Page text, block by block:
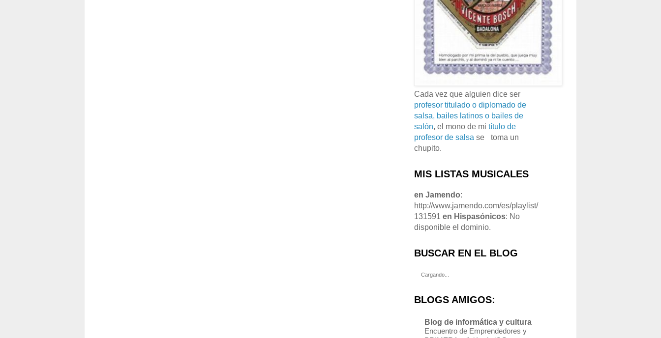
Cada vez que alguien dice ser
profesor titulado o diplomado de
salsa, bailes latinos o bailes de
salón, el mono de mi título de
profesor de salsa se
toma un
chupito.
MIS LISTAS MUSICALES
en Jamendo:
http://www.jamendo.com/es/playlist/
131591 en Hispasónicos: No
disponible el dominio.
BUSCAR EN EL BLOG
Cargando...
BLOGS AMIGOS:
Blog de informática y cultura
Encuentro de Emprendedores y